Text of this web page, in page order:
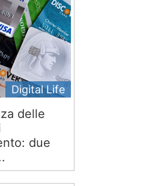
Digital Life
delle
due